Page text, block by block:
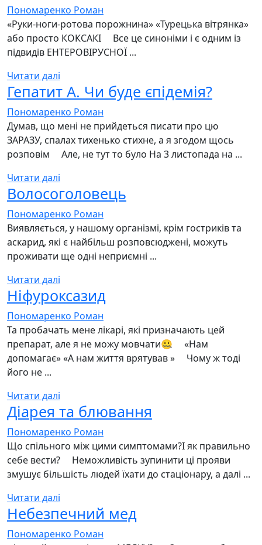
Пономаренко Роман
«Руки-ноги-ротова порожнина» «Турецька вітрянка»
або просто КОКСАКІ ⠀ Все це синоніми і є одним із
підвидів ЕНТЕРОВІРУСНОЇ ...
Читати далі
Гепатит А. Чи буде єпідемія?
Пономаренко Роман
Думав, що мені не прийдеться писати про цю
ЗАРАЗУ, спалах тихенько стихне, а я згодом щось
розповім ⠀ Але, не тут то було На 3 листопада на ...
Читати далі
Волосоголовець
Пономаренко Роман
Виявляється, у нашому організмі, крім гостриків та
аскарид, які є найбільш розповсюджені, можуть
проживати ще одні неприємні ...
Читати далі
Ніфуроксазид
Пономаренко Роман
Та пробачать мене лікарі, які призначають цей
препарат, але я не можу мовчати🤐 ⠀ «Нам
допомагає» «А нам життя врятував » ⠀ Чому ж тоді
його не ...
Читати далі
Діарея та блювання
Пономаренко Роман
Що спільного між цими симптомами?І як правильно
себе вести? ⠀ Неможливість зупинити ці прояви
змушує більшість людей їхати до стаціонару, а далі ...
Читати далі
Небезпечний мед
Пономаренко Роман